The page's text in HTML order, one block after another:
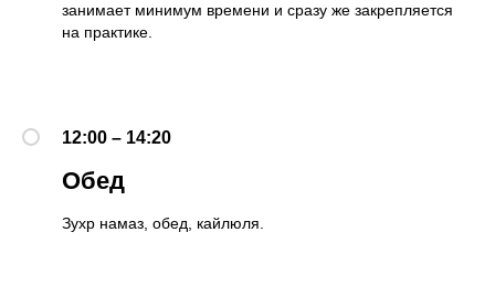
занимает минимум времени и сразу же закрепляется
на практике.
12:00 – 14:20
Обед
Зухр намаз, обед, кайлюля.